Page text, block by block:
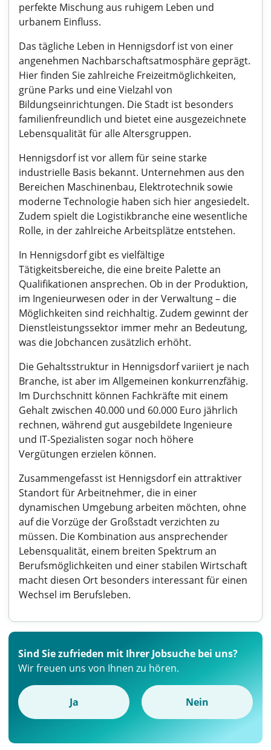
perfekte Mischung aus ruhigem Leben und
urbanem Einfluss.
Das tägliche Leben in Hennigsdorf ist von einer
angenehmen Nachbarschaftsatmosphäre geprägt.
Hier finden Sie zahlreiche Freizeitmöglichkeiten,
grüne Parks und eine Vielzahl von
Bildungseinrichtungen. Die Stadt ist besonders
familienfreundlich und bietet eine ausgezeichnete
Lebensqualität für alle Altersgruppen.
Hennigsdorf ist vor allem für seine starke
industrielle Basis bekannt. Unternehmen aus den
Bereichen Maschinenbau, Elektrotechnik sowie
moderne Technologie haben sich hier angesiedelt.
Zudem spielt die Logistikbranche eine wesentliche
Rolle, in der zahlreiche Arbeitsplätze entstehen.
In Hennigsdorf gibt es vielfältige
Tätigkeitsbereiche, die eine breite Palette an
Qualifikationen ansprechen. Ob in der Produktion,
im Ingenieurwesen oder in der Verwaltung – die
Möglichkeiten sind reichhaltig. Zudem gewinnt der
Dienstleistungssektor immer mehr an Bedeutung,
was die Jobchancen zusätzlich erhöht.
Die Gehaltsstruktur in Hennigsdorf variiert je nach
Branche, ist aber im Allgemeinen konkurrenzfähig.
Im Durchschnitt können Fachkräfte mit einem
Gehalt zwischen 40.000 und 60.000 Euro jährlich
rechnen, während gut ausgebildete Ingenieure
und IT-Spezialisten sogar noch höhere
Vergütungen erzielen können.
Zusammengefasst ist Hennigsdorf ein attraktiver
Standort für Arbeitnehmer, die in einer
dynamischen Umgebung arbeiten möchten, ohne
auf die Vorzüge der Großstadt verzichten zu
müssen. Die Kombination aus ansprechender
Lebensqualität, einem breiten Spektrum an
Berufsmöglichkeiten und einer stabilen Wirtschaft
macht diesen Ort besonders interessant für einen
Wechsel im Berufsleben.
Sind Sie zufrieden mit Ihrer Jobsuche bei uns?
Wir freuen uns von Ihnen zu hören.
Ja Nein